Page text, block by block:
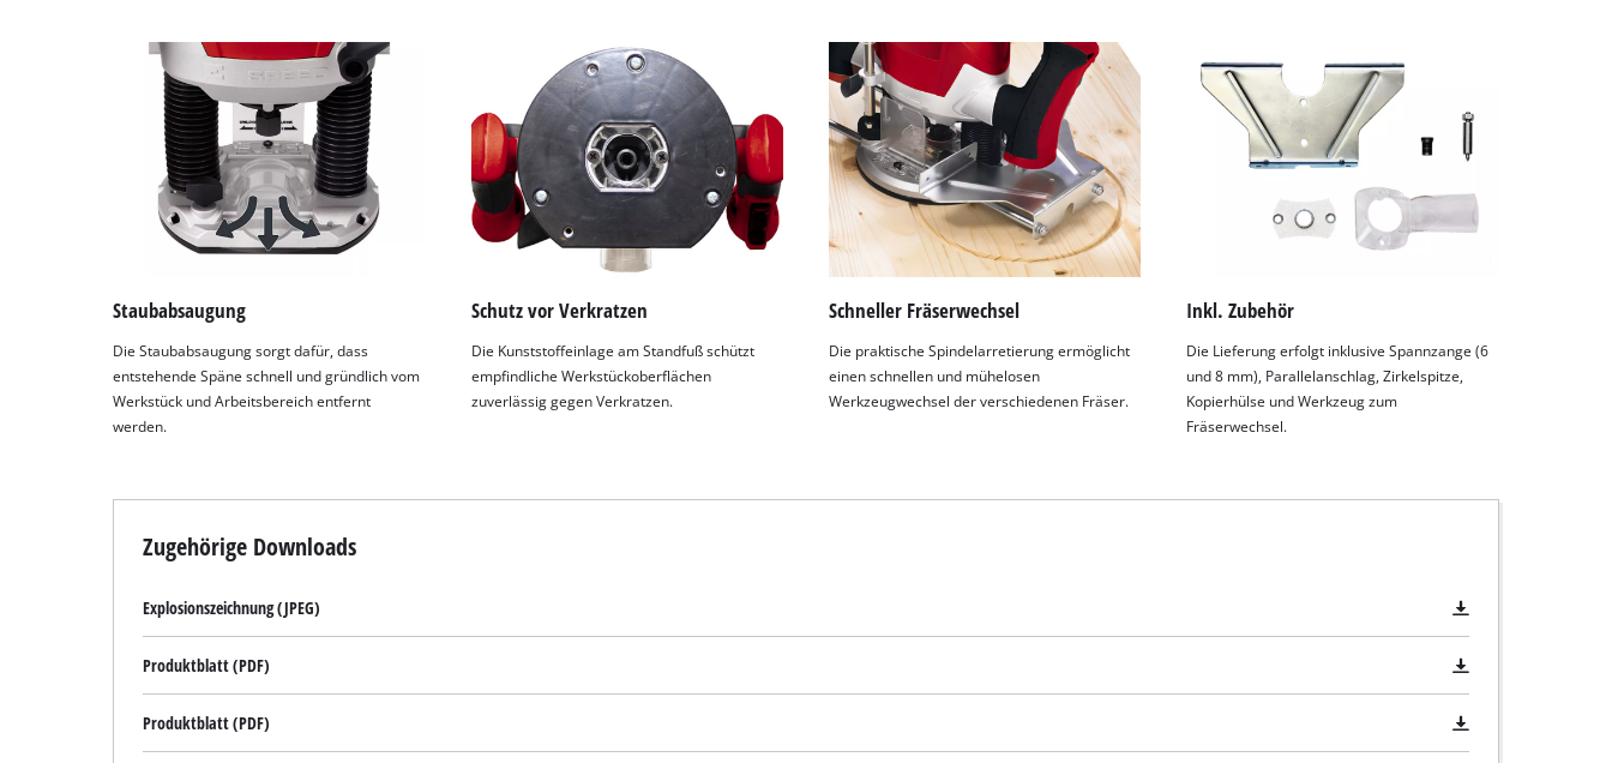
Staubabsaugung
Die Staubabsaugung sorgt dafür, dass
entstehende Späne schnell und gründlich vom
Werkstück und Arbeitsbereich entfernt
werden.
Schutz vor Verkratzen
Die Kunststoffeinlage am Standfuß schützt
empfindliche Werkstückoberflächen
zuverlässig gegen Verkratzen.
Schneller Fräserwechsel
Die praktische Spindelarretierung ermöglicht
einen schnellen und mühelosen
Werkzeugwechsel der verschiedenen Fräser.
Inkl. Zubehör
Die Lieferung erfolgt inklusive Spannzange (6
und 8 mm), Parallelanschlag, Zirkelspitze,
Kopierhülse und Werkzeug zum
Fräserwechsel.
Zugehörige Downloads
Explosionszeichnung (JPEG)
Produktblatt (PDF)
Produktblatt (PDF)